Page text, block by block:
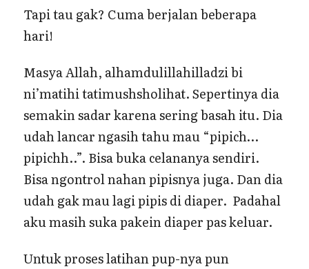
Tapi tau gak? Cuma berjalan beberapa
hari!
Masya Allah, alhamdulillahilladzi bi
ni’matihi tatimushsholihat. Sepertinya dia
semakin sadar karena sering basah itu. Dia
udah lancar ngasih tahu mau “pipich…
pipichh..”. Bisa buka celananya sendiri.
Bisa ngontrol nahan pipisnya juga. Dan dia
udah gak mau lagi pipis di diaper. Padahal
aku masih suka pakein diaper pas keluar.
Untuk proses latihan pup-nya pun